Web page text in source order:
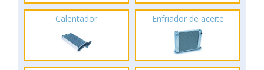
Calentador Enfriador de aceite